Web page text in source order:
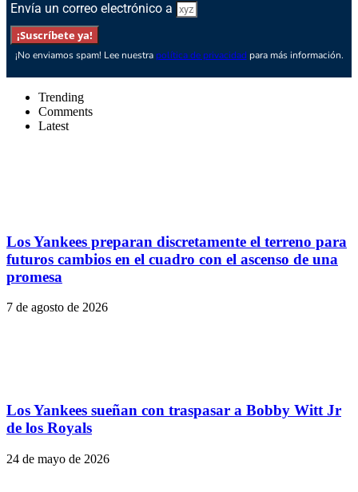
Envía un correo electrónico a
¡Suscríbete ya!
¡No enviamos spam! Lee nuestra política de privacidad para más información.
Trending
Comments
Latest
Los Yankees preparan discretamente el terreno para
futuros cambios en el cuadro con el ascenso de una
promesa
7 de agosto de 2026
Los Yankees sueñan con traspasar a Bobby Witt Jr
de los Royals
24 de mayo de 2026